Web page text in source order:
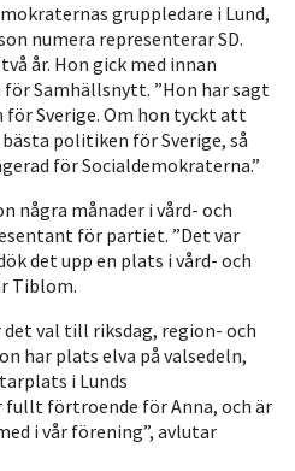
gruppledare i Lund,
numera representerar SD.
år. Hon gick med innan
Samhällsnytt. ”Hon har sagt
Sverige. Om hon tyckt att
politiken för Sverige, så
för Socialdemokraterna.”
några månader i vård- och
för partiet. ”Det var
det upp en plats i vård- och
Tiblom.
det val till riksdag, region- och
har plats elva på valsedeln,
i Lunds
förtroende för Anna, och är
i vår förening”, avlutar